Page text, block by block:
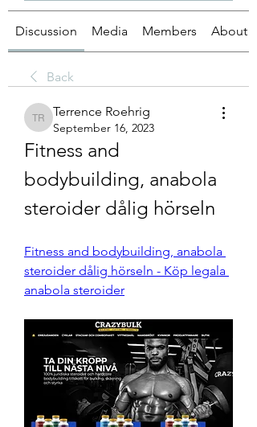
Discussion Media Members About
Back
Terrence Roehrig
Terrence Roehrig
September 16, 2023
Fitness and
bodybuilding, anabola
steroider dålig hörseln
Fitness and bodybuilding, anabola
steroider dålig hörseln - Köp legala
anabola steroider